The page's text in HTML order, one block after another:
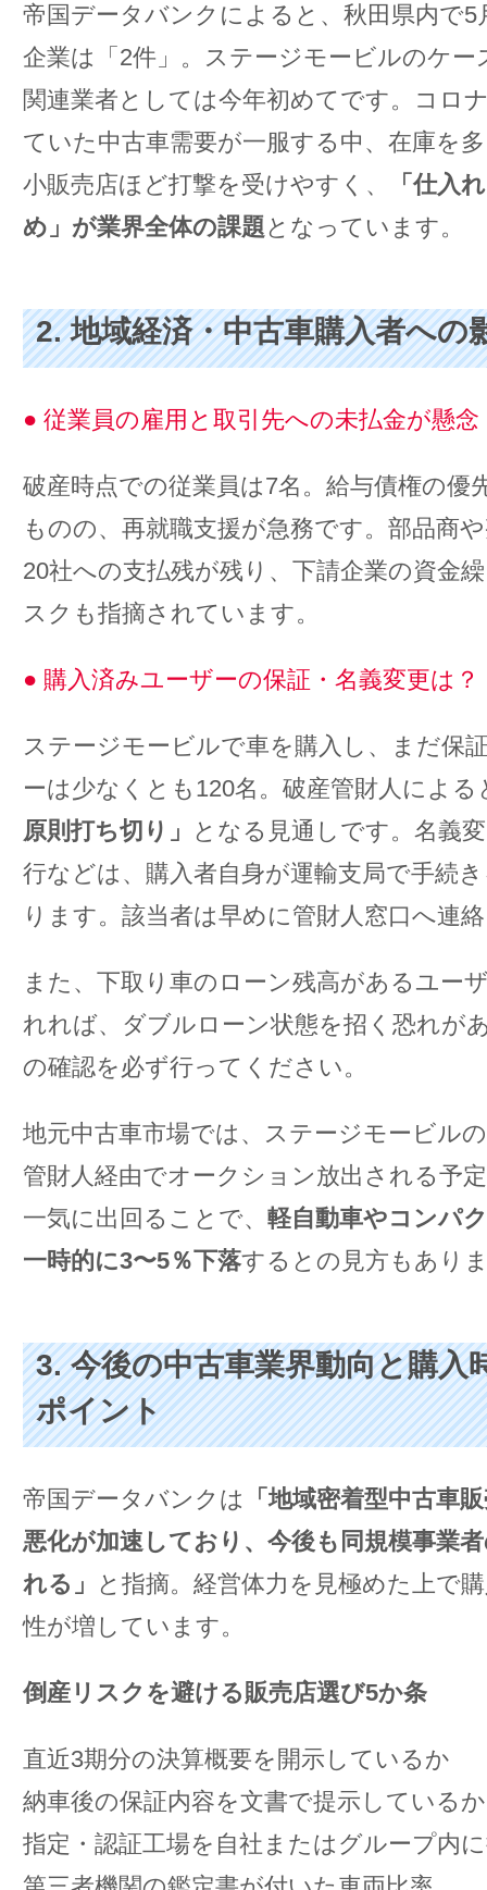
帝国データバンクによると、秋田県内で5
企業は「2件」。ステージモービルのケー
関連業者としては今年初めてです。コロ
ていた中古車需要が一服する中、在庫を
小販売店ほど打撃を受けやすく、
「仕入
め」が業界全体の課題となっています。
2. 地域経済・中古車購入者への
● 従業員の雇用と取引先への未払金が懸念
破産時点での従業員は7名。給与債権の優
ものの、再就職支援が急務です。部品商
20社への支払残が残り、下請企業の資金
スクも指摘されています。
● 購入済みユーザーの保証・名義変更は？
ステージモービルで車を購入し、まだ保
ーは少なくとも120名。破産管財人による
原則打ち切り」 となる見通しです。名義
行などは、購入者自身が運輸支局で手続
ります。該当者は早めに管財人窓口へ連
また、下取り車のローン残高があるユー
れれば、ダブルローン状態を招く恐れが
の確認を必ず行ってください。
地元中古車市場では、ステージモービル
管財人経由でオークション放出される予
一気に出回ることで、 軽自動車やコンパ
一時的に3〜5％下落するとの見方もあり
3. 今後の中古車業界動向と購入
ポイント
帝国データバンクは
「地域密着型中古車
悪化が加速しており、今後も同規模事業
れる」 と指摘。経営体力を見極めた上で
性が増しています。
倒産リスクを避ける販売店選び5か条
直近3期分の決算概要を開示しているか
納車後の保証内容を文書で提示しているか
指定・認証工場を自社またはグループ内